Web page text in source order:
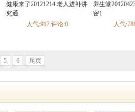
健康来了20121214 老人进补讲
究通
人气:917 评论:0
养生堂
密1
人气
5 6 尾页